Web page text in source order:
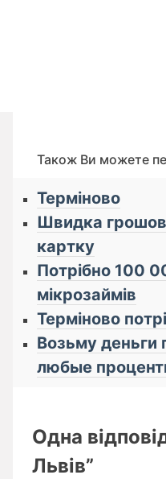
Також Ви можете
Терміново
Швидка
картку
Потрібно 100
мікрозаймів
Терміново
Возьму деньги
любые
Одна
Львів”